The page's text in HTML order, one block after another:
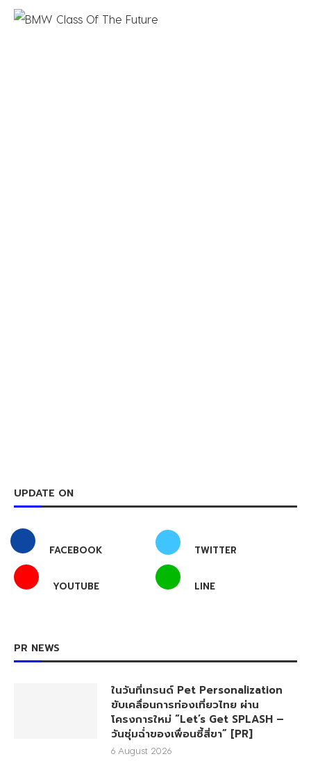
UPDATE ON
FACEBOOK TWITTER
YOUTUBE LINE
PR NEWS
ในวันที่เทรนด์ Pet Personalization
ขับเคลื่อนการท่องเที่ยวไทย ผ่าน
โครงการใหม่ “Let’s Get SPLASH –
วันชุ่มฉ่ำของเพื่อนซี้สี่ขา” [PR]
6 August 2026